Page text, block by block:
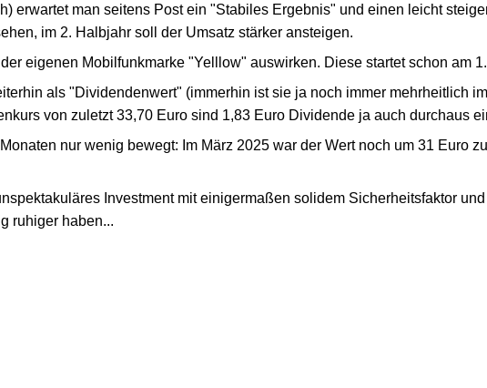
erwartet man seitens Post ein "Stabiles Ergebnis" und einen leicht
im 2. Halbjahr soll der Umsatz stärker ansteigen.
eigenen Mobilfunkmarke "Yelllow" auswirken. Diese startet schon am
als "Dividendenwert" (immerhin ist sie ja noch immer mehrheitlich
von zuletzt 33,70 Euro sind 1,83 Euro Dividende ja auch durchaus
nur wenig bewegt: Im März 2025 war der Wert noch um 31 Euro
Investment mit einigermaßen solidem Sicherheitsfaktor
ruhiger haben...